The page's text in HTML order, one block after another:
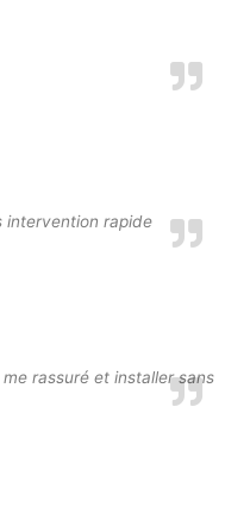
intervention rapide
rassuré et installer sans